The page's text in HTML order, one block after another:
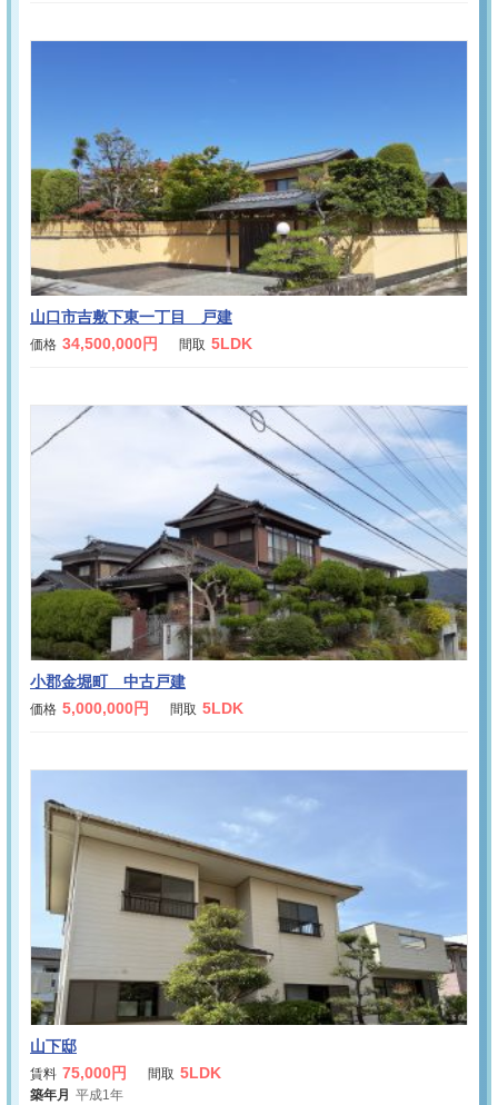
山口市吉敷下東一丁目 戸建
価格 34,500,000円 間取 5LDK
小郡金堀町 中古戸建
価格 5,000,000円 間取 5LDK
山下邸
賃料 75,000円 間取 5LDK
築年月 平成1年